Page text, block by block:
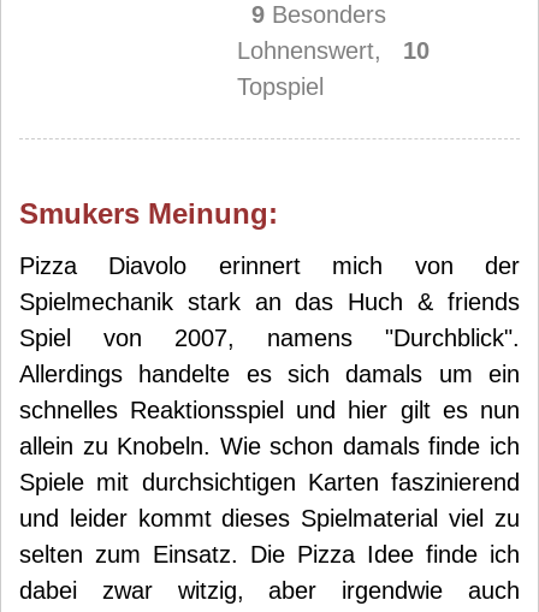
9 Besonders
Lohnenswert, 10
Topspiel
Smukers Meinung:
Pizza Diavolo erinnert mich von der
Spielmechanik stark an das Huch & friends
Spiel von 2007, namens "Durchblick".
Allerdings handelte es sich damals um ein
schnelles Reaktionsspiel und hier gilt es nun
allein zu Knobeln. Wie schon damals finde ich
Spiele mit durchsichtigen Karten faszinierend
und leider kommt dieses Spielmaterial viel zu
selten zum Einsatz. Die Pizza Idee finde ich
dabei zwar witzig, aber irgendwie auch